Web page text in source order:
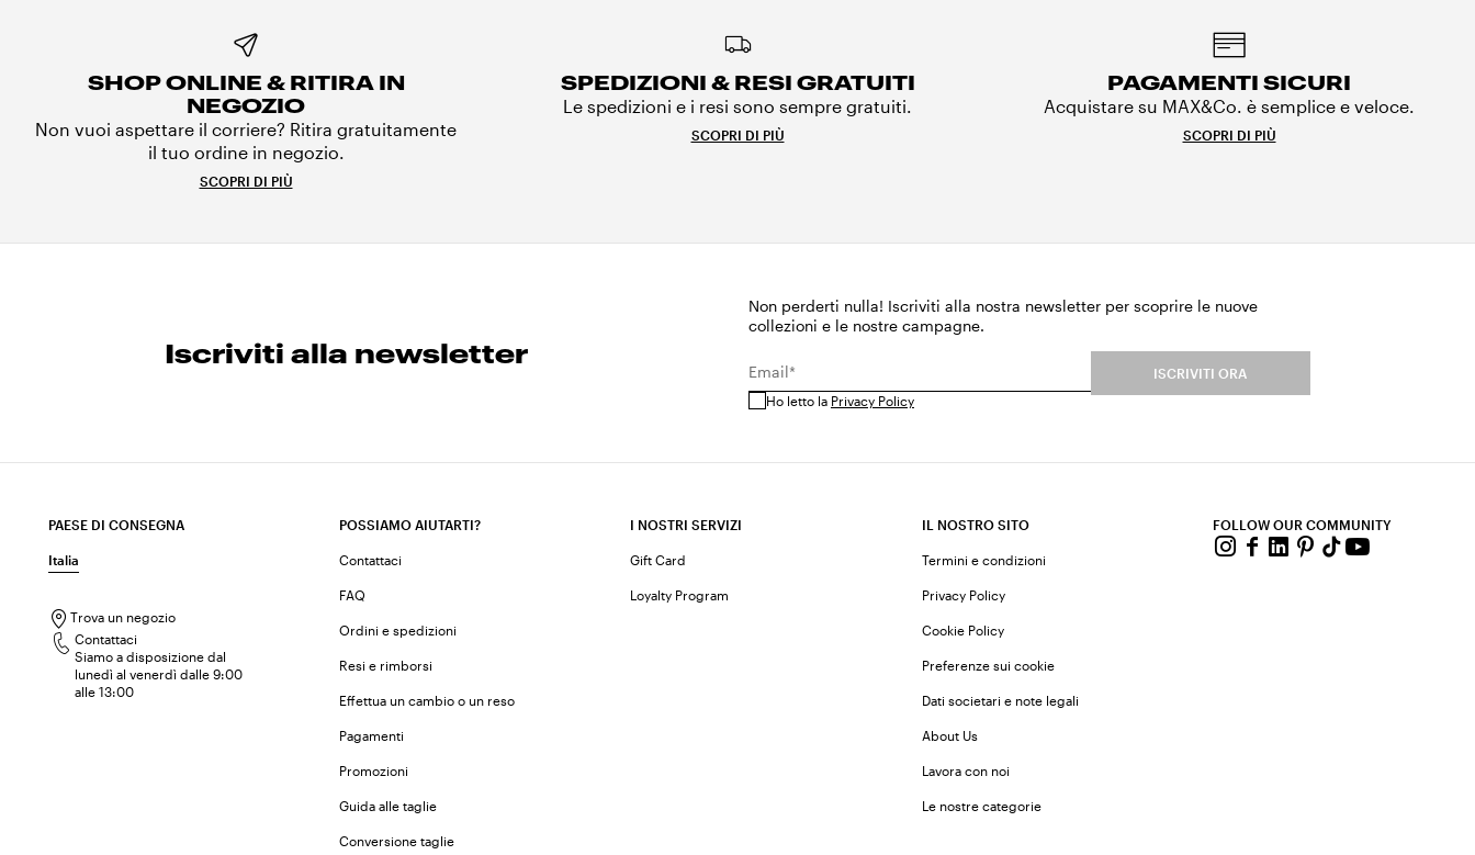
SHOP ONLINE & RITIRA IN
NEGOZIO
Non vuoi aspettare il corriere? Ritira gratuitamente
il tuo ordine in negozio.
SCOPRI DI PIÙ
SPEDIZIONI & RESI GRATUITI
Le spedizioni e i resi sono sempre gratuiti.
SCOPRI DI PIÙ
PAGAMENTI SICURI
Acquistare su MAX&Co. è semplice e veloce.
SCOPRI DI PIÙ
Iscriviti alla newsletter
Non perderti nulla! Iscriviti alla nostra newsletter per scoprire le nuove
collezioni e le nostre campagne.
Email*
Ho letto la Privacy Policy
ISCRIVITI ORA
PAESE DI CONSEGNA
Italia
Trova un negozio
Contattaci
Siamo a disposizione dal
lunedì al venerdì dalle 9:00
alle 13:00
POSSIAMO AIUTARTI?
Contattaci
FAQ
Ordini e spedizioni
Resi e rimborsi
Effettua un cambio o un reso
Pagamenti
Promozioni
Guida alle taglie
Conversione taglie
I NOSTRI SERVIZI
Gift Card
Loyalty Program
IL NOSTRO SITO
Termini e condizioni
Privacy Policy
Cookie Policy
Preferenze sui cookie
Dati societari e note legali
About Us
Lavora con noi
Le nostre categorie
FOLLOW OUR COMMUNITY